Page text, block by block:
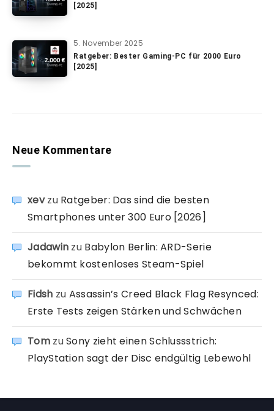
[2025]
5. November 2025
Ratgeber: Bester Gaming-PC für 2000 Euro
[2025]
Neue Kommentare
xevzu Ratgeber: Das sind die besten
Smartphones unter 300 Euro [2026]
Jadawin zu Babylon Berlin: ARD-Serie
bekommt kostenloses Steam-Spiel
Fidsh zu Assassin’s Creed Black Flag Resynced:
Erste Tests zeigen Stärken und Schwächen
TomzuSony zieht einen Schlussstrich:
PlayStation sagt der Disc endgültig Lebewohl